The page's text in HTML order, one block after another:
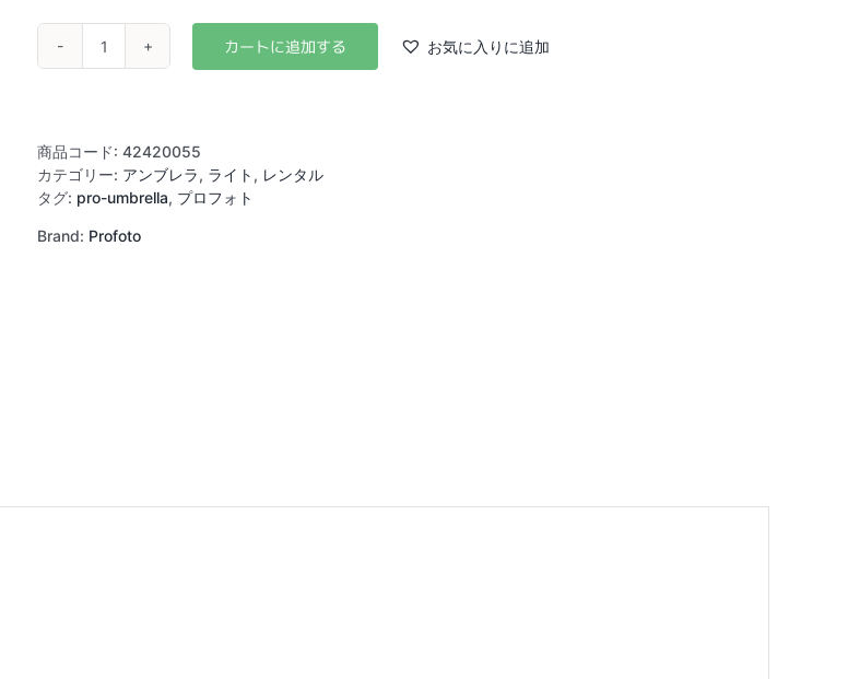
Profoto
レ
ラ
S
ホ
お気に入りに追加
商品コード: 42420055
カテゴリー: アンブレラ, ライト , レンタル
タグ: pro-umbrella, プロフォト
Brand: Profoto